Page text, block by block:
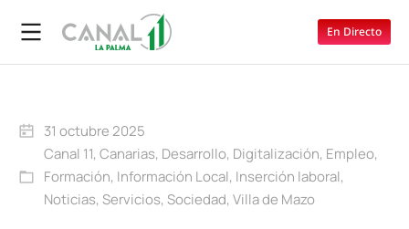
En Directo
31 octubre 2025
Canal 11, Canarias, Desarrollo, Digitalización, Empleo,
Formación, Información Local, Inserción laboral,
Noticias, Servicios, Sociedad, Villa de Mazo